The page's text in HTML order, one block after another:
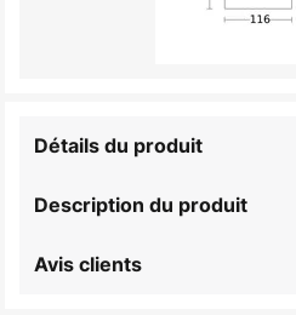
Description du produit
Détails du produit
Avis clients